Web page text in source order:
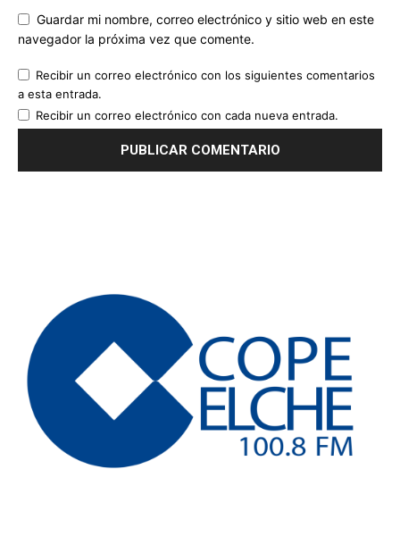
Guardar mi nombre, correo electrónico y sitio web en este
navegador la próxima vez que comente.
Recibir un correo electrónico con los siguientes comentarios
a esta entrada.
Recibir un correo electrónico con cada nueva entrada.